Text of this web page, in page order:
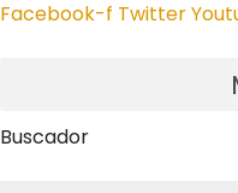
Facebook-f Twitter
Buscador